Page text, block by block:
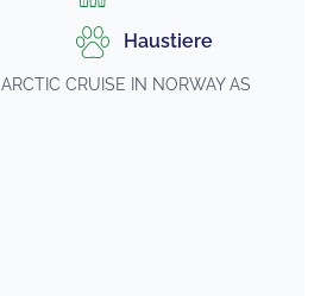
Haustiere
ARCTIC CRUISE IN NORWAY AS